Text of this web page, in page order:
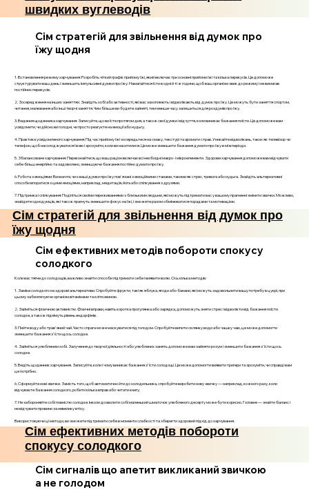
швидких вуглеводів
Сім стратегій для звільнення від думок про
їжу щодня
1. Встановлення режиму харчування: Розробіть чіткий графік прийому їжі, який включає три основні прийоми їжі та кілька перекусів. Це допоможе
структурувати ваш день і зменшить імпульсивні думки про їжу. Намагайтеся їсти в одні й ті ж години, щоб ваш організм звик до режиму і не вимагав
постійних перекусів.
2. Зосередження на інших заняттях: Знайдіть хобі або активності, які вас захоплюють і відволікають від думок про їжу. Це можуть бути заняття спортом,
читання, малювання або інші творчі заняття. Чим більше ви будете зайняті, тим менше часу залишиться для роздумів про їжу.
3. Ведення щоденника харчування: Записуйте, що ви їсте протягом дня, а також свої думки і відчуття, коли виникає бажання поїсти. Це допоможе вам
усвідомити, чи дійсно ви голодні, чи просто реагуєте на емоції або нудьгу.
4. Практика усвідомленого харчування: Під час прийому їжі зосередьтеся на смаку, текстурі та аромати страв. Уникайте відволікань, таких як телевізор чи
телефон, щоб насолоджуватися їжею і зрозуміти, коли ви наситилися. Це може зменшити бажання думати про їжу в міжперіоди.
5. Збалансоване харчування: Переконайтеся, що ваш раціон включає всі необхідні макро- і мікроелементи. Здорове харчування допоможе вам відчувати
себе більш енергійно та задоволено, зменшуючи бажання постійно думати про їжу.
6. Робота з емоціями: Визначте, чи є ваші думки про їжу пов'язані з емоційними станами, такими як стрес, тривога або нудьга. Знайдіть альтернативні
способи впоратися з цими емоціями, наприклад, медитація, йога або спілкування з друзями.
7. Підтримка і спілкування: Поділіться своїми переживаннями з близькими людьми, які можуть підтримати вас у вашому прагненні змінити звички. Можливо,
знайдете однодумців, які також прагнуть зменшити фокус на їжі, і зможете разом обмінюватися порадами та мотивацією.
Сім стратегій для звільнення від думок про
їжу щодня
Сім ефективних методів побороти спокусу
солодкого
Коли вас тягне до солодощів, важливо знайти способи підтримати себе і виявити волю. Ось кілька методів:
1. Заміна солодкого на здорові альтернативи. Спробуйте фрукти, такі як яблука, ягоди або банани, які можуть задовольнити вашу потребу в цукрі, при
цьому забезпечуючи організм вітамінами та клітковиною.
2. Займіться фізичною активністю. Фізичні вправи, навіть коротка прогулянка або зарядка, допоможуть зняти стрес і відволікти від бажання поїсти
солодке, а також піднімуть рівень ендорфінів.
3. Пийте воду або трав'яний чай. Часто спрага може маскуватися під голодом. Спробуйте випити склянку води або чашку чаю, це може допомогти
зменшити бажання з'їсти щось солодке.
4. Займіться улюбленим хобі. Залучення до творчої діяльності або улюблених занять допоможе вам зайняти розум і зменшити бажання з'їсти щось
солодке.
5. Ведіть щоденник харчування. Записуйте, коли і чому виникає бажання з'їсти солодощі. Це може допомогти виявити тригери та зрозуміти, чи справді вам
це потрібно.
6. Сформуйте нові звички. Замість того, щоб автоматично йти до холодильника, спробуйте виробити нову звичку — наприклад, кожного разу, коли
відчуваєте бажання солодкого, робити кілька вправ або читати книгу.
7. Не забороняйте собі повністю солодке. Інколи дозволити собі маленький шматочок улюбленого десерту може бути корисно. Головне — знайти баланс і
не відчувати провини за невелику втіху.
Використовуючи ці методи, ви зможете підтримати себе в моменти слабкості та зберегти здоровий підхід до харчування.
Сім ефективних методів побороти
спокусу солодкого
Сім сигналів що апетит викликаний звичкою
а не голодом